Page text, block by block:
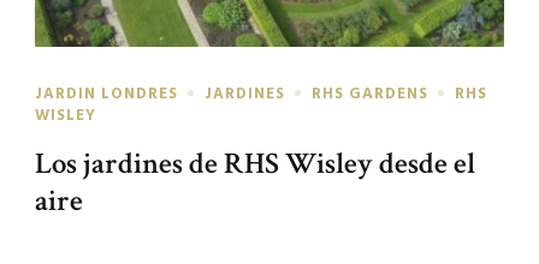
JARDIN LONDRES JARDINES RHS GARDENS
RHS
WISLEY
Los jardines de RHS Wisley desde el
aire